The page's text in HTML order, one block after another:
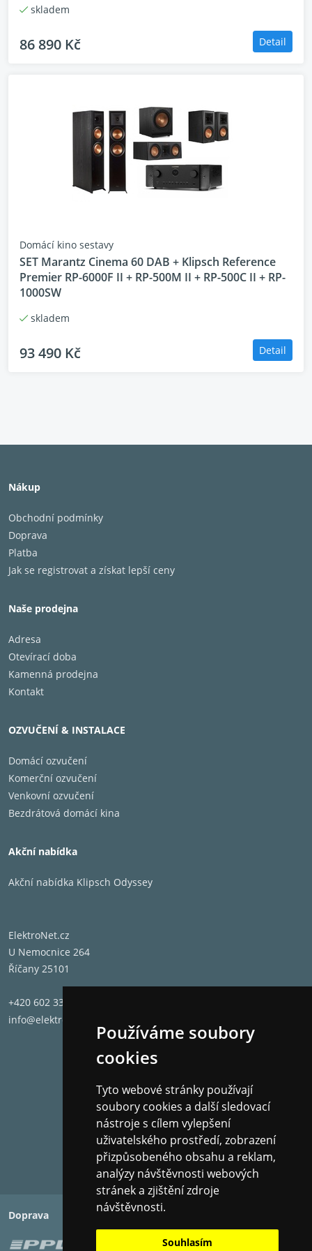
Používáme soubory
cookies
Tyto webové stránky používají
soubory cookies a další sledovací
nástroje s cílem vylepšení
uživatelského prostředí, zobrazení
přizpůsobeného obsahu a reklam,
analýzy návštěvnosti webových
stránek a zjištění zdroje
návštěvnosti.
Souhlasím
skladem
86 890 Kč Detail
Domácí kino sestavy
SET Marantz Cinema 60 DAB + Klipsch Reference
Premier RP-6000F II + RP-500M II + RP-500C II + RP-
1000SW
skladem
93 490 Kč Detail
Nákup
Obchodní podmínky
Doprava
Platba
Jak se registrovat a získat lepší ceny
Naše prodejna
Adresa
Otevírací doba
Kamenná prodejna
Kontakt
OZVUČENÍ & INSTALACE
Domácí ozvučení
Komerční ozvučení
Venkovní ozvučení
Bezdrátová domácí kina
Akční nabídka
Akční nabídka Klipsch Odyssey
ElektroNet.cz
U Nemocnice 264
Říčany 25101
+420 602 331 662
info@elektronet.cz
Doprava Platba